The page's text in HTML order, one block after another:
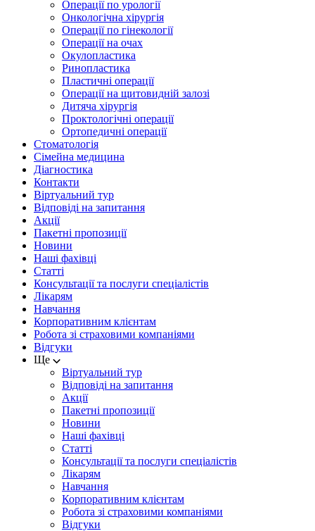
Операції по урології
Онкологічна хірургія
Операції по гінекології
Операції на очах
Окулопластика
Ринопластика
Пластичні операції
Операції на щитовидній залозі
Дитяча хірургія
Проктологічні операції
Ортопедичні операції
Стоматологія
Сімейна медицина
Діагностика
Контакти
Віртуальний тур
Відповіді на запитання
Акції
Пакетні пропозиції
Новини
Наші фахівці
Статті
Консультації та послуги спеціалістів
Лікарям
Навчання
Корпоративним клієнтам
Робота зі страховими компаніями
Відгуки
Ще
Віртуальний тур
Відповіді на запитання
Акції
Пакетні пропозиції
Новини
Наші фахівці
Статті
Консультації та послуги спеціалістів
Лікарям
Навчання
Корпоративним клієнтам
Робота зі страховими компаніями
Відгуки